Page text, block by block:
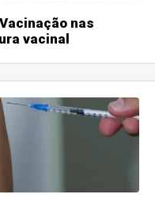
nas
vacinal